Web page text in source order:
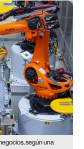
según una